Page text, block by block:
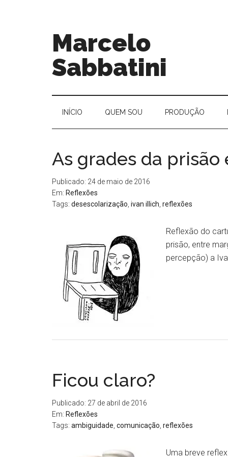
Marcelo
Sabbatini
INÍ­CIO QUEM SOU PRODUÇÃO
As grades da prisão
Publicado: 24 de maio de 2016
Em: Reflexões
Tags: desescolarização ivan illich reflexões
Reflexão do
prisão, entre
percepção) a
Ficou claro?
Publicado: 27 de abril de 2016
Em: Reflexões
Tags: ambiguidade comunicação reflexões
Uma breve